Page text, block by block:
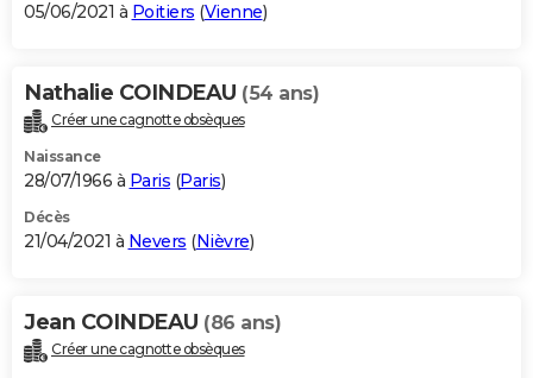
05/06/2021 à Poitiers (Vienne)
Nathalie COINDEAU (54 ans)
Créer une cagnotte obsèques
Naissance
28/07/1966 à Paris (Paris)
Décès
21/04/2021 à Nevers (Nièvre)
Jean COINDEAU (86 ans)
Créer une cagnotte obsèques